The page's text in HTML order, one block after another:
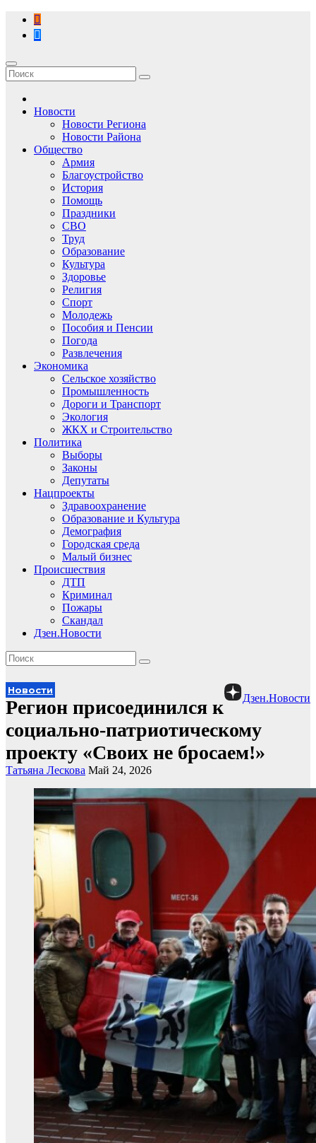
Перейти
содержимому
Новости
Новости Региона
Новости Района
Общество
Армия
Благоустройство
История
Помощь
Праздники
СВО
Труд
Образование
Культура
Здоровье
Религия
Спорт
Молодежь
Пособия и Пенсии
Погода
Развлечения
Экономика
Сельское хозяйство
Промышленность
Дороги и Транспорт
Экология
ЖКХ и Строительство
Политика
Выборы
Законы
Депутаты
Нацпроекты
Здравоохранение
Образование и Культура
Демография
Городская среда
Малый бизнес
Происшествия
ДТП
Криминал
Пожары
Скандал
Дзен.Новости
Дзен.Новости
Новости
Регион присоединился к
социально-патриотическому
проекту «Своих не бросаем!»
Татьяна Лескова Май 24, 2026